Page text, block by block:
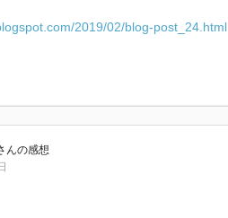
2019/02/blog-post_24.html
んの感想